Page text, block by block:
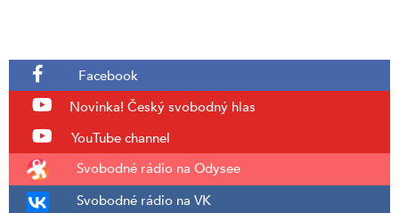
Facebook
Novinka! Český svobodný hlas
YouTube channel
Svobodné rádio na Odysee
Svobodné rádio na VK